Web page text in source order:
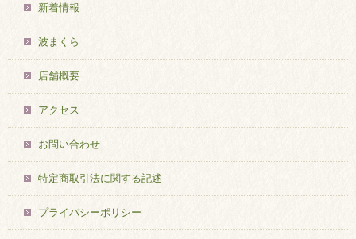
新着情報
波まくら
店舗概要
アクセス
お問い合わせ
特定商取引法に関する記述
プライバシーポリシー